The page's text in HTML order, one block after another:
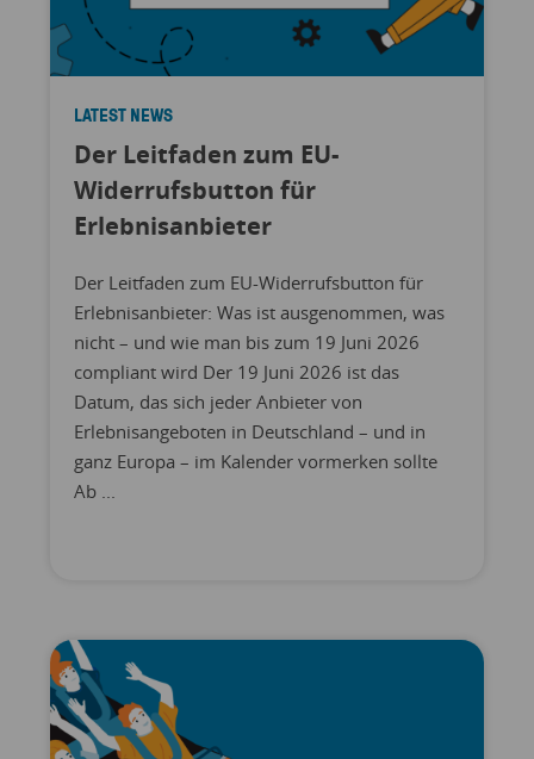
LATEST NEWS
Der Leitfaden zum EU-
Widerrufsbutton für
Erlebnisanbieter
Der Leitfaden zum EU-Widerrufsbutton für
Erlebnisanbieter: Was ist ausgenommen, was
nicht – und wie man bis zum 19 Juni 2026
compliant wird Der 19 Juni 2026 ist das
Datum, das sich jeder Anbieter von
Erlebnisangeboten in Deutschland – und in
ganz Europa – im Kalender vormerken sollte
Ab ...